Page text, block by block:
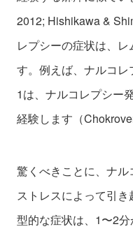
2012; Hishikawa &
レプシーの症状は、
す。例えば、ナルコ
1は、ナルコレプシー
経験します（
驚くべきことに、ナ
ストレスによって引
型的な症状は、1〜2